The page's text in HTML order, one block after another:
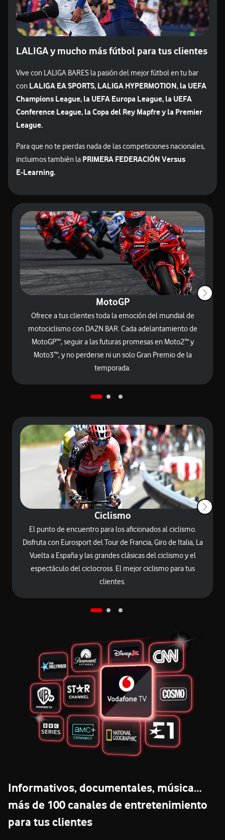
LALIGA y mucho más fútbol para tus clientes
Vive con LALIGA BARES la pasión del mejor fútbol en tu bar
con LALIGA EA SPORTS, LALIGA HYPERMOTION, la UEFA
Champions League, la UEFA Europa League, la UEFA
Conference League, la Copa del Rey Mapfre y la Premier
League.
Para que no te pierdas nada de las competiciones nacionales,
incluimos también la PRIMERA FEDERACIÓN Versus
E‑Learning.
MotoGP
Ofrece a tus clientes toda la emoción del mundial de
motociclismo con DAZN BAR. Cada adelantamiento de
MotoGP™, seguir a las futuras promesas en Moto2™ y
Moto3™, y no perderse ni un solo Gran Premio de la
temporada.
Ciclismo
El punto de encuentro para los aficionados al ciclismo.
Disfruta con Eurosport del Tour de Francia, Giro de Italia, La
Vuelta a España y las grandes clásicas del ciclismo y el
espectáculo del ciclocross. El mejor ciclismo para tus
clientes.
Informativos, documentales, música…
más de 100 canales de entretenimiento
para tus clientes